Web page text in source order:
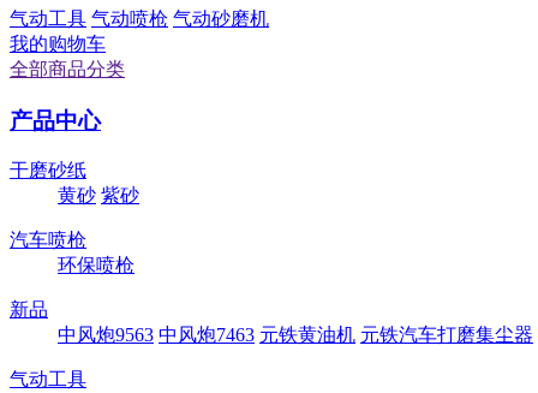
气动工具 气动喷枪 气动砂磨机
我的购物车
全部商品分类
产品中心
干磨砂纸
黄砂 紫砂
汽车喷枪
环保喷枪
新品
中风炮9563 中风炮7463 元铁黄油机 元铁汽车打磨集尘器
气动工具